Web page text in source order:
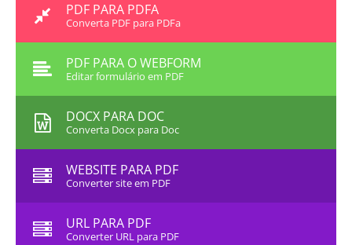
PDF PARA PDFA
Converta PDF para PDFa
PDF PARA O WEBFORM
Editar formulário em PDF
DOCX PARA DOC
Converta Docx para Doc
WEBSITE PARA PDF
Converter site em PDF
URL PARA PDF
Converter URL para PDF